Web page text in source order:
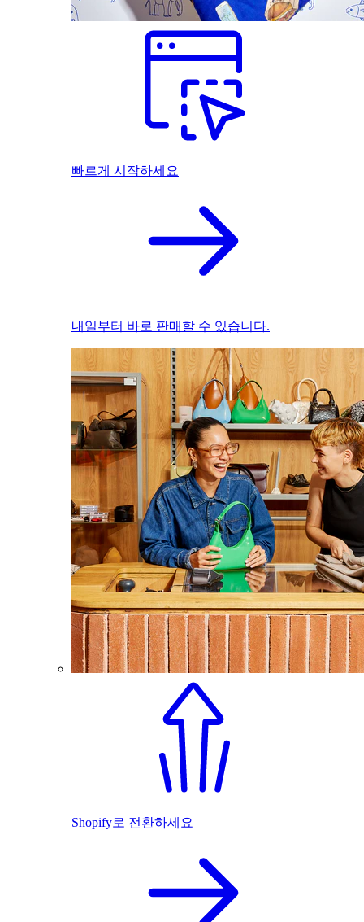
빠르게 시작하세요
내일부터 바로 판매할 수 있습니다.
Shopify로 전환하세요